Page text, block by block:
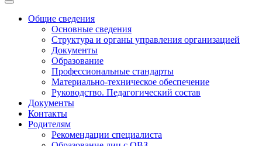
Toggle
navigationОбщие сведения
Основные сведения
Структура и органы управления организацией
Документы
Образование
Профессиональные стандарты
Материально-техническое обеспечение
Руководство. Педагогический состав
Документы
Контакты
Родителям
Рекомендации специалиста